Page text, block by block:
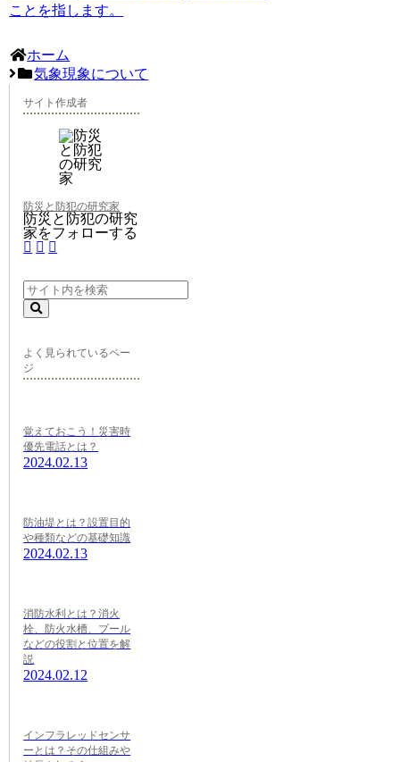
ことを指します。
ホーム
気象現象について
サイト作成者
防災と防犯の研究家
防災と防犯の研究
家をフォローする
よく見られているペー
ジ
覚えておこう！災害時
優先電話とは？
2024.02.13
防油堤とは？設置目的
や種類などの基礎知識
2024.02.13
消防水利とは？消火
栓、防火水槽、プール
などの役割と位置を解
説
2024.02.12
インフラレッドセンサ
ーとは？その仕組みや